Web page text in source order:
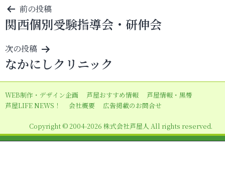
投
稿
ナ
ビ
ゲ
ー
シ
ン
前の投稿
関西個別受験指導会・研伸会
次の投稿
なかにしクリニック
WEB制作・デザイン企画 芦屋おすすめ情報
芦屋情報・黒帯
芦屋LIFE NEWS！
会社概要 広告掲載のお問合せ
Copyright © 2004-2026 株式会社芦屋人 All rights reserved.